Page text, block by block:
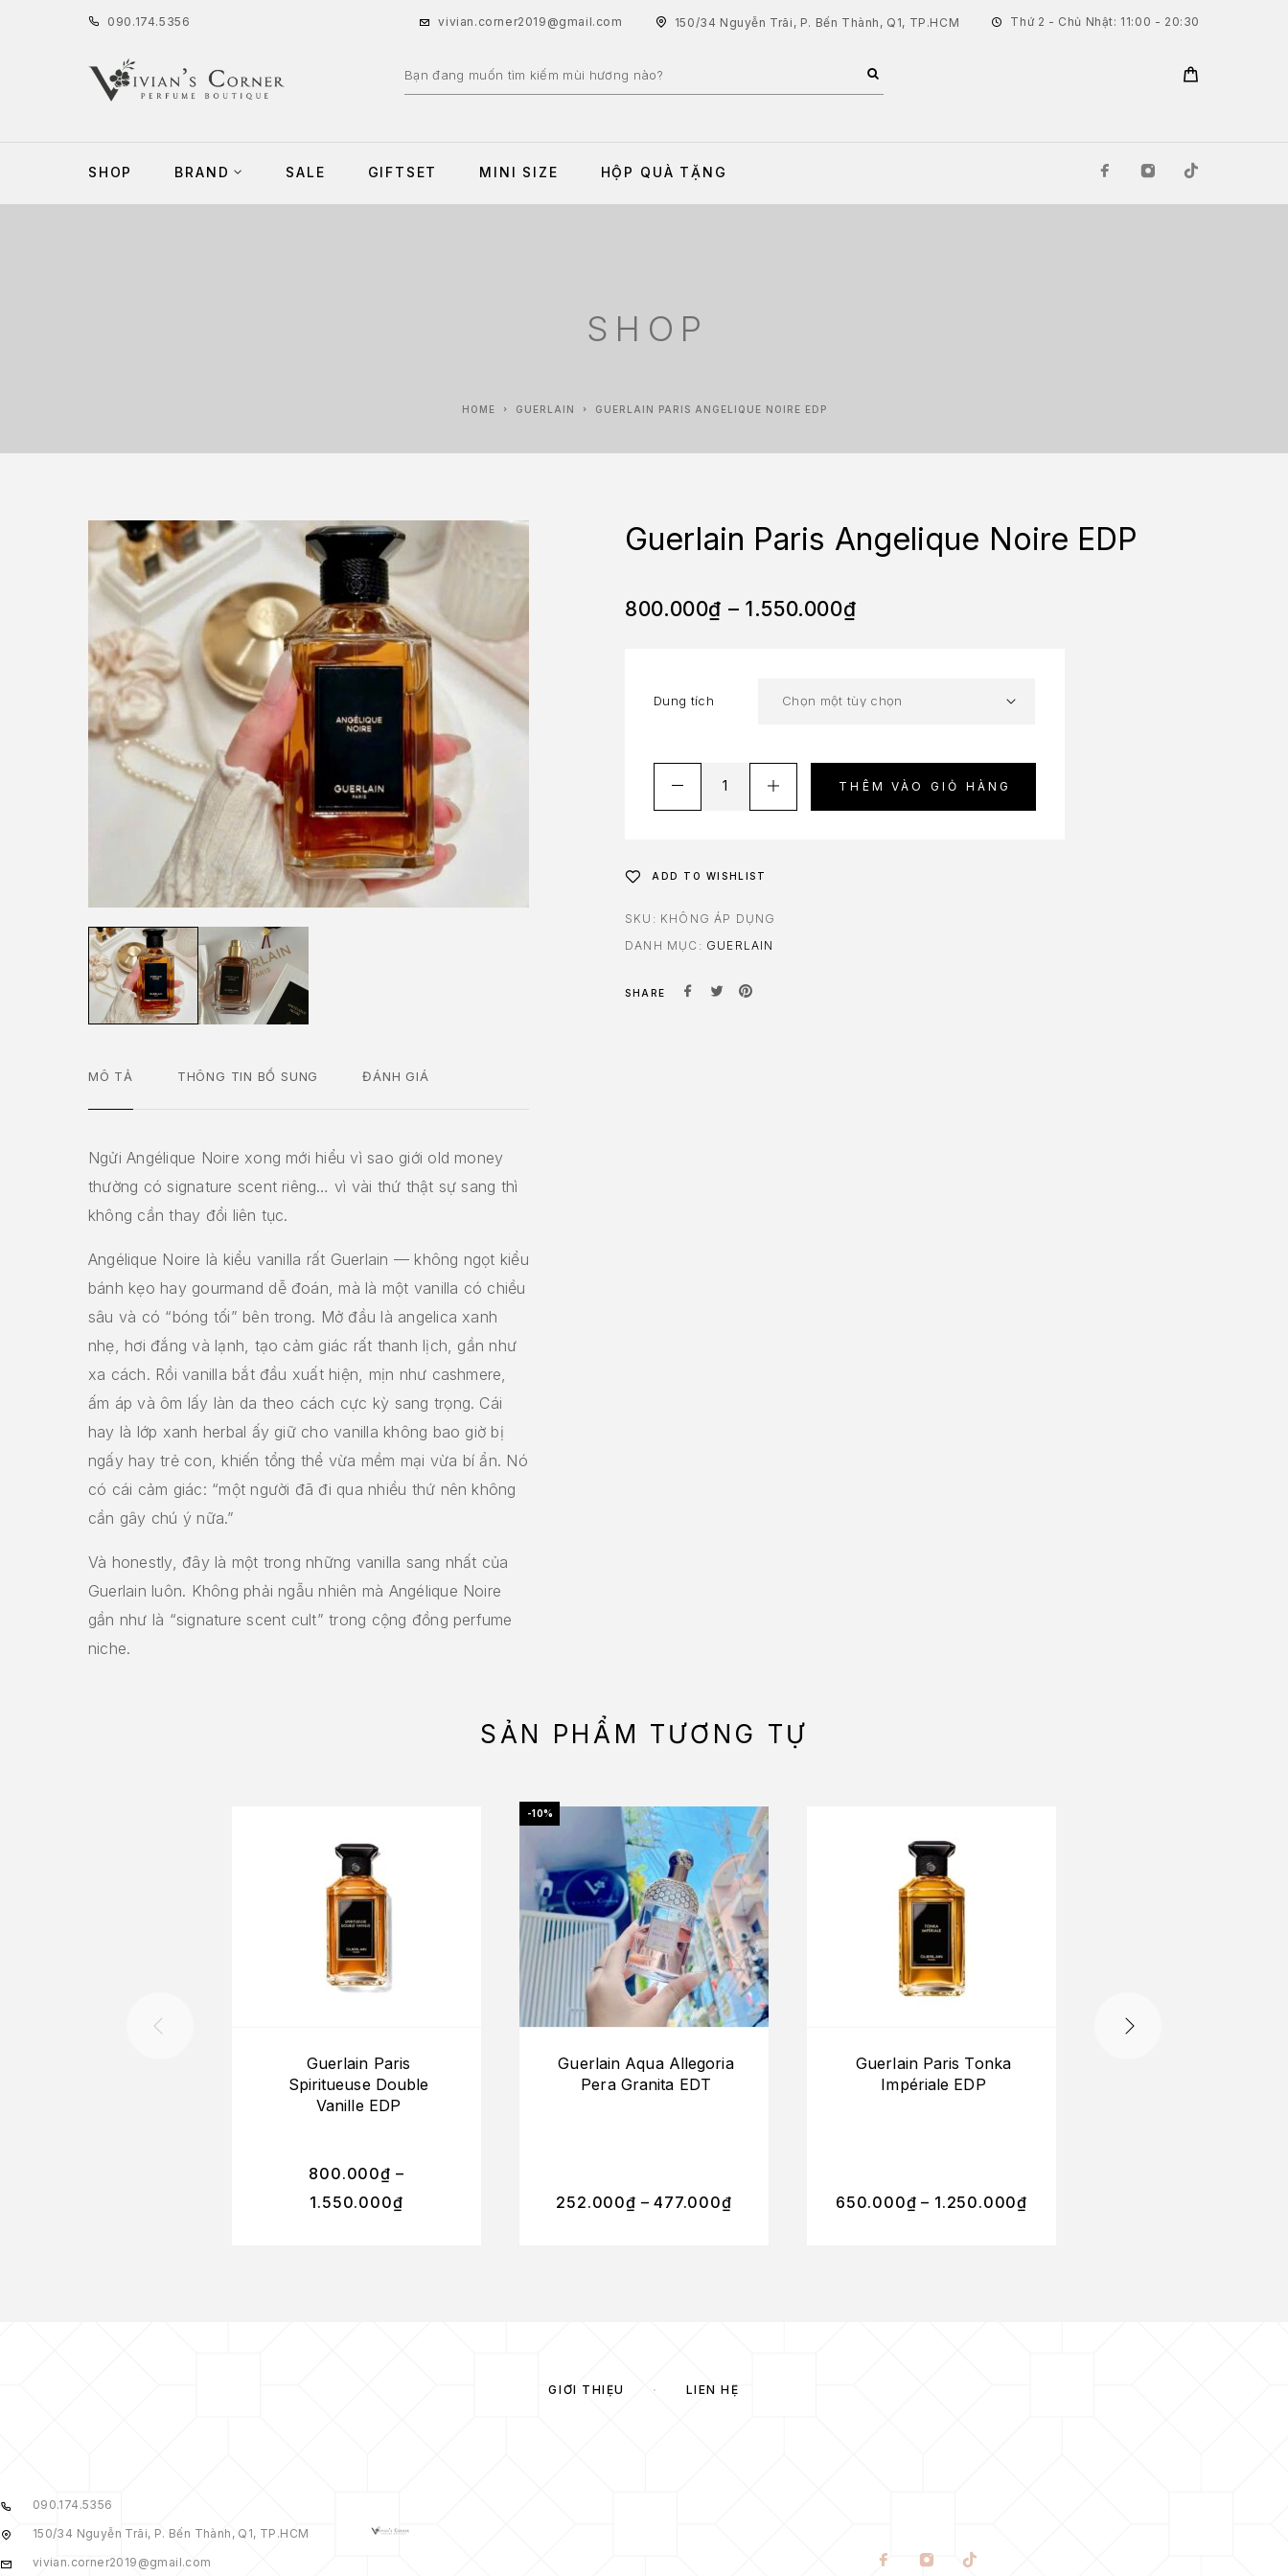
090 .174.5356 vivian.corner2019@gmail.com 150/34 Nguyễn Trãi, P. Bến Thành, Q1, TP.HCM Thứ 2 - Chủ Nhật: 11:00 - 20:30
SHOP BRAND SALE GIFTSET MINI SIZE HỘP QUÀ TẶNG
SHOP
HOME GUERLAIN GUERLAIN PARIS ANGELIQUE NOIRE EDP
MÔ TẢ THÔNG TIN BỔ SUNG ĐÁNH GIÁ
Ngửi Angélique Noire xong mới hiểu vì sao giới old money
thường có signature scent riêng… vì vài thứ thật sự sang thì
không cần thay đổi liên tục.
Angélique Noire là kiểu vanilla rất Guerlain — không ngọt kiểu
bánh kẹo hay gourmand dễ đoán, mà là một vanilla có chiều
sâu và có “bóng tối” bên trong. Mở đầu là angelica xanh
nhẹ, hơi đắng và lạnh, tạo cảm giác rất thanh lịch, gần như
xa cách. Rồi vanilla bắt đầu xuất hiện, mịn như cashmere,
ấm áp và ôm lấy làn da theo cách cực kỳ sang trọng. Cái
hay là lớp xanh herbal ấy giữ cho vanilla không bao giờ bị
ngấy hay trẻ con, khiến tổng thể vừa mềm mại vừa bí ẩn. Nó
có cái cảm giác: “một người đã đi qua nhiều thứ nên không
cần gây chú ý nữa.”
Và honestly, đây là một trong những vanilla sang nhất của
Guerlain luôn. Không phải ngẫu nhiên mà Angélique Noire
gần như là “signature scent cult” trong cộng đồng perfume
niche.
Guerlain Paris Angelique Noire EDP
800.000₫ – 1.550.000₫
Dung tích
THÊM VÀO GIỎ HÀNG
ADD TO WISHLIST
SKU: KHÔNG ÁP DỤNG
DANH MỤC: GUERLAIN
SHARE
SẢN PHẨM TƯƠNG TỰ
Guerlain Paris
Spiritueuse Double
Vanille EDP
800.000₫ –
1.550.000₫
-10%
Guerlain Aqua Allegoria
Pera Granita EDT
252.000₫ – 477.000₫
Guerlain Paris Tonka
Impériale EDP
650.000₫ – 1.250.000₫
GIỚI THIỆU LIÊN HỆ
090.174.5356
150/34 Nguyễn Trãi, P. Bến Thành, Q1, TP.HCM
vivian.corner2019@gmail.com